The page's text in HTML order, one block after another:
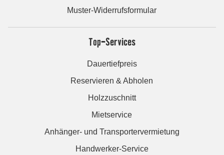
Muster-Widerrufsformular
Top-Services
Dauertiefpreis
Reservieren & Abholen
Holzzuschnitt
Mietservice
Anhänger- und Transportervermietung
Handwerker-Service